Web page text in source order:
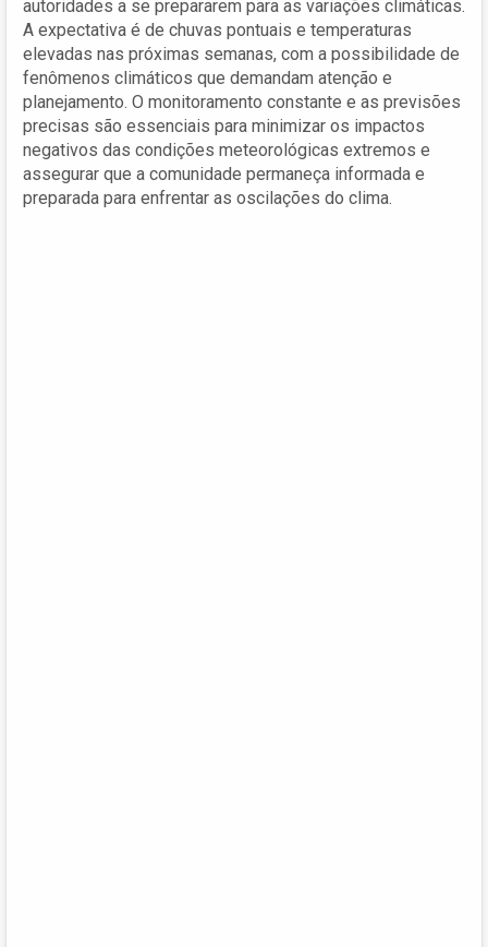
autoridades a se prepararem para as variações climáticas.
A expectativa é de chuvas pontuais e temperaturas
elevadas nas próximas semanas, com a possibilidade de
fenômenos climáticos que demandam atenção e
planejamento. O monitoramento constante e as previsões
precisas são essenciais para minimizar os impactos
negativos das condições meteorológicas extremos e
assegurar que a comunidade permaneça informada e
preparada para enfrentar as oscilações do clima.